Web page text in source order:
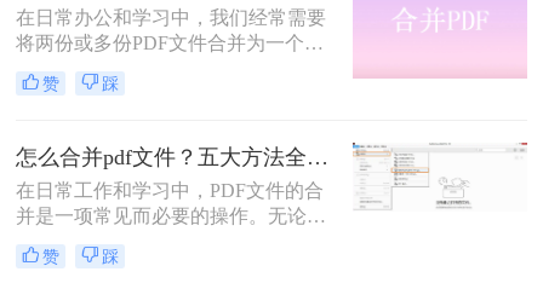
PDF合并指南，助你告别效率低下与
安全隐患。
在日常办公和学习中，我们经常需要
将两份或多份PDF文件合并为一个，
以便于查阅、分享和存储。那么两份
pdf怎么合并在一起呢？本文将介绍四
您轻松完成PDF合并任务。
赞 踩
怎么合并pdf文件？五大方法全解析！
在日常工作和学习中，PDF文件的合
并是一项常见而必要的操作。无论是
整理报告、合并多个章节的电子书，
还是将扫描件整合为一份完整文档，
赞 踩